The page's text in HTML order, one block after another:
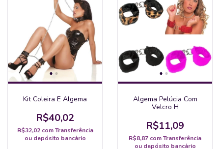
Kit Coleira E Algema
R$40,02
R$32,02 com Transferência
ou depósito bancário
Algema Pelúcia Com
Velcro H
R$11,09
R$8,87 comTransferência
ou depósito bancário